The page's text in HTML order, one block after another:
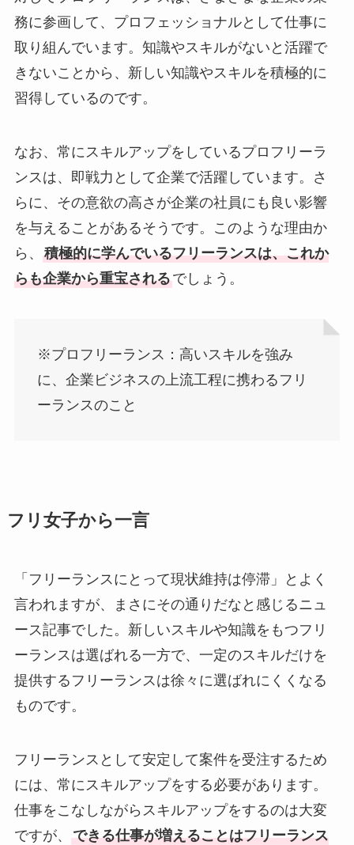
務に参画して、プロフェッショナルとして仕事に
取り組んでいます。知識やスキルがないと活躍で
きないことから、新しい知識やスキルを積極的に
習得しているのです。
なお、常にスキルアップをしているプロフリーラ
ンスは、即戦力として企業で活躍しています。さ
らに、その意欲の高さが企業の社員にも良い影響
を与えることがあるそうです。このような理由か
ら、 積極的に学んでいるフリーランスは、これか
らも企業から重宝されるでしょう。
※プロフリーランス：高いスキルを強み
に、企業ビジネスの上流工程に携わるフリ
ーランスのこと
フリ女子から一言
「フリーランスにとって現状維持は停滞」とよく
言われますが、まさにその通りだなと感じるニュ
ース記事でした。新しいスキルや知識をもつフリ
ーランスは選ばれる一方で、一定のスキルだけを
提供するフリーランスは徐々に選ばれにくくなる
ものです。
フリーランスとして安定して案件を受注するため
には、常にスキルアップをする必要があります。
仕事をこなしながらスキルアップをするのは大変
ですが、 できる仕事が増えることはフリーランス